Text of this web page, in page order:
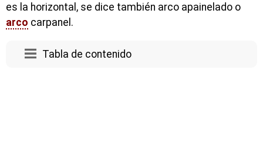
es la horizontal, se dice también arco apainelado o
arco carpanel.
Tabla de contenido